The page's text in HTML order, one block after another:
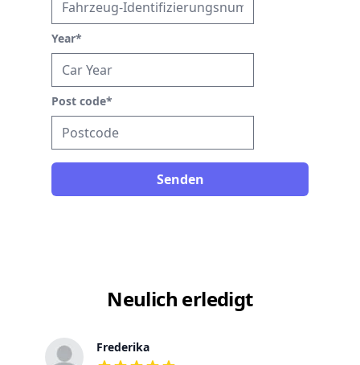
Year*
Post code*
Senden
Neulich erledigt
Frederika